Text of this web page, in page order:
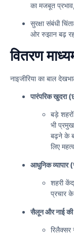
का मजबूत प्रभाव,
सुरक्षा संबंधी
ओर रुझान बढ़
वितरण
नाइजीरिया का बाल
पारंपरिक खुदरा
बड़े
भी
बढ़ने के
लिए
आधुनिक व्यापार
शहरी
प्रचार
सैलून और नाई की